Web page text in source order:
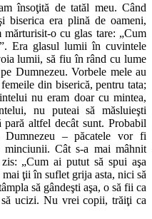
însoţită de tatăl meu. Când
biserica era plină de oameni,
mărturisit-o cu glas tare: „Cum
Era glasul lumii în cuvintele
lumii, să fiu în rând cu lume
Dumnezeu. Vorbele mele au
din biserică, pentru tata;
nu eram doar cu mintea,
nu puteai să măsluieşti
altfel decât sunt. Probabil
– păcatele vor fi
Cât s-a mai mâhnit
„Cum ai putut să spui aşa
ţii în suflet grija asta, nici să
să gândeşti aşa, o să fii ca
ucizi. Nu vrei copii, trăiţi ca